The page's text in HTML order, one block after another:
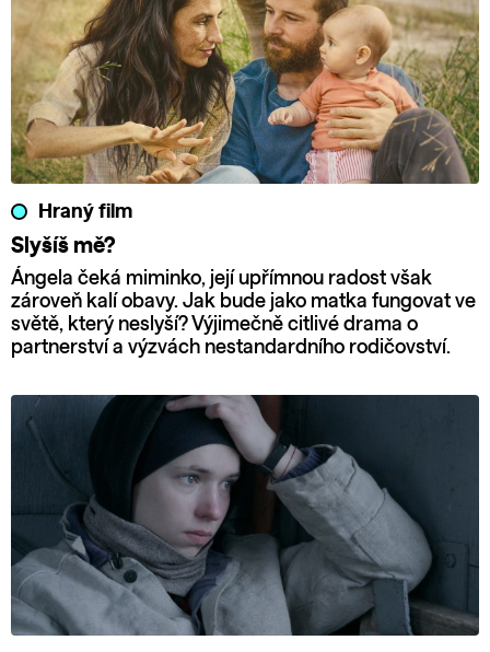
Hraný film
Slyšíš mě?
Ángela čeká miminko, její upřímnou radost však
zároveň kalí obavy. Jak bude jako matka fungovat ve
světě, který neslyší? Výjimečně citlivé drama o
partnerství a výzvách nestandardního rodičovství.